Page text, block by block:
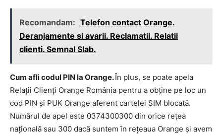
Recomandam: Telefon contact Orange.
Deranjamente si avarii. Reclamatii. Relatii
clienti. Semnal Slab.
Cum afli codul PIN la Orange.În plus, se poate apela
Relații Clienți Orange România pentru a obține pe loc un
cod PIN și PUK Orange aferent cartelei SIM blocată.
Numărul de apel este 0374300300 din orice rețea
națională sau 300 dacă suntem în rețeaua Orange și avem